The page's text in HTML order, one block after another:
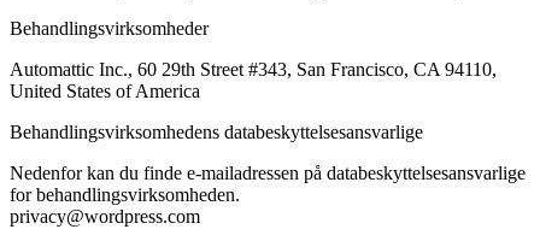
Behandlingsvirksomheder
Automattic Inc., 60 29th Street #343, San Francisco, CA 94110,
United States of America
Behandlingsvirksomhedens databeskyttelsesansvarlige
Nedenfor kan du finde e-mailadressen på databeskyttelsesansvarlige
for behandlingsvirksomheden.
privacy@wordpress.com